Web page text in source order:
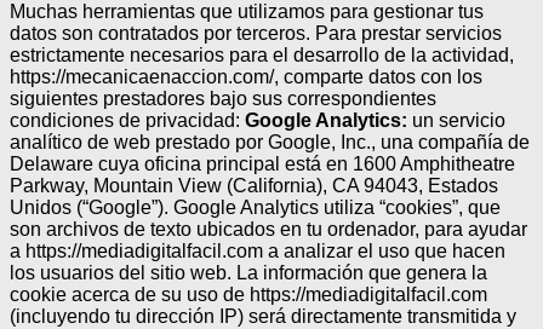
Muchas herramientas que utilizamos para gestionar tus
datos son contratados por terceros. Para prestar servicios
estrictamente necesarios para el desarrollo de la actividad,
https://mecanicaenaccion.com/, comparte datos con los
siguientes prestadores bajo sus correspondientes
condiciones de privacidad: Google Analytics: un servicio
analítico de web prestado por Google, Inc., una compañía de
Delaware cuya oficina principal está en 1600 Amphitheatre
Parkway, Mountain View (California), CA 94043, Estados
Unidos (“Google”). Google Analytics utiliza “cookies”, que
son archivos de texto ubicados en tu ordenador, para ayudar
a https://mediadigitalfacil.com a analizar el uso que hacen
los usuarios del sitio web. La información que genera la
cookie acerca de su uso de https://mediadigitalfacil.com
(incluyendo tu dirección IP) será directamente transmitida y